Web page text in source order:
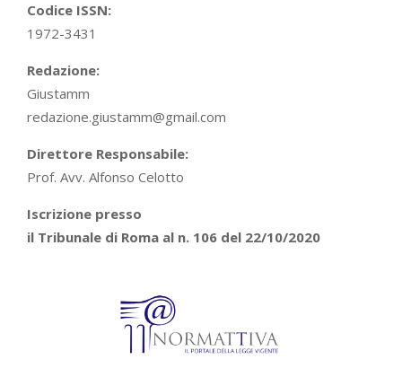
Codice ISSN:
1972-3431
Redazione:
Giustamm
redazione.giustamm@gmail.com
Direttore Responsabile:
Prof. Avv. Alfonso Celotto
Iscrizione presso
il Tribunale di Roma al n. 106 del 22/10/2020